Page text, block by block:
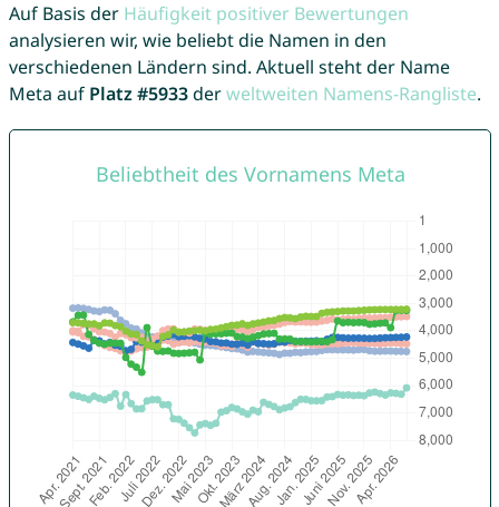
Auf Basis der Häufigkeit positiver Bewertungen
analysieren wir, wie beliebt die Namen in den
verschiedenen Ländern sind. Aktuell steht der Name
Meta auf Platz #5933derweltweiten Namens-Rangliste.